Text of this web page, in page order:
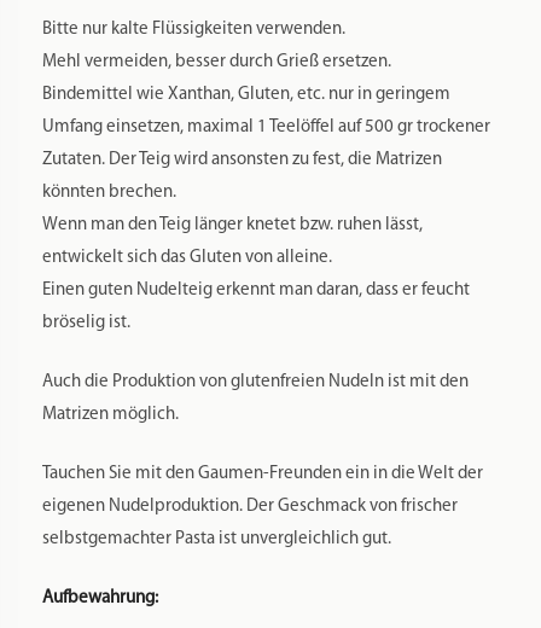
Bitte nur kalte Flüssigkeiten verwenden.
Mehl vermeiden, besser durch Grieß ersetzen.
Bindemittel wie Xanthan, Gluten, etc. nur in geringem
Umfang einsetzen, maximal 1 Teelöffel auf 500 gr trockener
Zutaten. Der Teig wird ansonsten zu fest, die Matrizen
könnten brechen.
Wenn man den Teig länger knetet bzw. ruhen lässt,
entwickelt sich das Gluten von alleine.
Einen guten Nudelteig erkennt man daran, dass er feucht
bröselig ist.
Auch die Produktion von glutenfreien Nudeln ist mit den
Matrizen möglich.
Tauchen Sie mit den Gaumen-Freunden ein in die Welt der
eigenen Nudelproduktion. Der Geschmack von frischer
selbstgemachter Pasta ist unvergleichlich gut.
Aufbewahrung: